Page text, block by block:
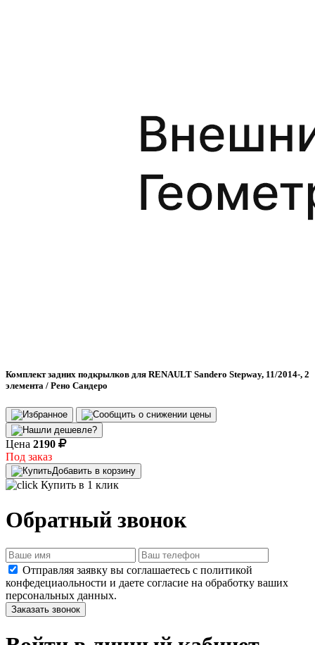
Комплект задних подкрылков для RENAULT Sandero Stepway, 11/2014-, 2
элемента / Рено Сандеро
Цена 2190
Под заказ
Добавить в корзину
Купить в 1 клик
Обратный звонок
Отправляя заявку вы соглашаетесь с политикой
конфедециаольности и даете согласие на обработку ваших
персональных данных.
Заказать звонок